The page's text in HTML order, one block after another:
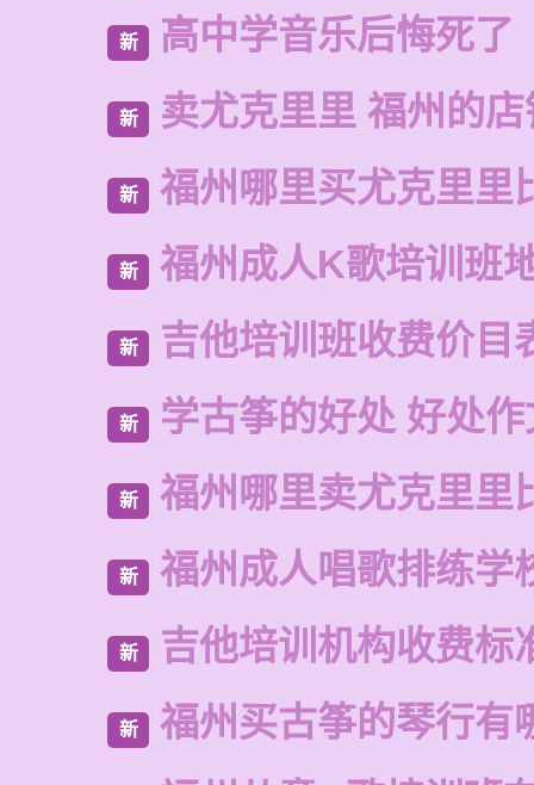
新 高中学音乐后悔死了
新 卖尤克里里 福州的店
新 福州哪里买尤克里里
新 福州成人K歌培训班
新 吉他培训班收费价目
新 学古筝的好处 好处作
新 福州哪里卖尤克里里
新 福州成人唱歌排练学
新 吉他培训机构收费标
新
福州买古筝的琴行有